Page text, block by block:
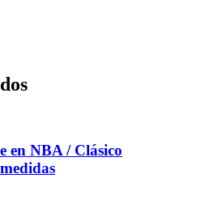
en NBA / Clásico